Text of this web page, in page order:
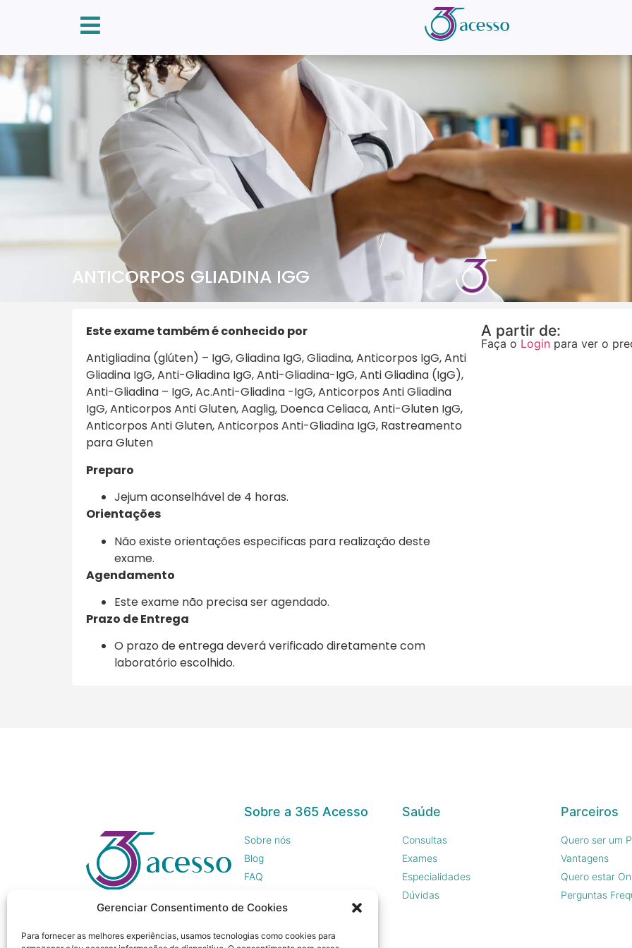
Gerenciar Consentimento de Cookies
Para fornecer as melhores experiências, usamos tecnologias como cookies para
ANTICORPOS GLIADINA IGG
Este exame também é conhecido por
Antigliadina (glúten) – IgG, Gliadina IgG, Gliadina, Anticorpos IgG, Anti
Gliadina IgG, Anti-Gliadina IgG, Anti-Gliadina-IgG, Anti Gliadina (IgG),
Anti-Gliadina – IgG, Ac.Anti-Gliadina -IgG, Anticorpos Anti Gliadina
IgG, Anticorpos Anti Gluten, Aaglig, Doenca Celiaca, Anti-Gluten IgG,
Anticorpos Anti Gluten, Anticorpos Anti-Gliadina IgG, Rastreamento
para Gluten
Preparo
Jejum aconselhável de 4 horas.
Orientações
Não existe orientações especificas para realização deste
exame.
Agendamento
Este exame não precisa ser agendado.
Prazo de Entrega
O prazo de entrega deverá verificado diretamente com
laboratório escolhido.
A partir de:
Faça o Login para ver o
Sobre a 365 Acesso
Sobre nós
Blog
FAQ
Imprensa
Saúde
Consultas
Exames
Especialidades
Dúvidas
Parceiros
Quero ser um
Vantagens
Quero estar
Perguntas